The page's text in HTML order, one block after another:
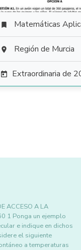
 Matemáticas Aplicadas a las
 Región de Murcia
 Extraordinaria de
ACCESO A LA
1 Ponga un ejemplo
e indique en dichos
el siguiente
a temperaturas